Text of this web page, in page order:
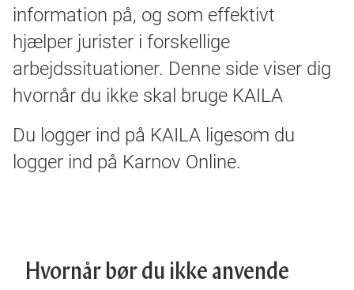
information på, og som effektivt
hjælper jurister i forskellige
arbejdssituationer. Denne side viser dig
hvornår du ikke skal bruge KAILA
Du logger ind på KAILA ligesom du
logger ind på Karnov Online.
Hvornår bør du ikke anvende